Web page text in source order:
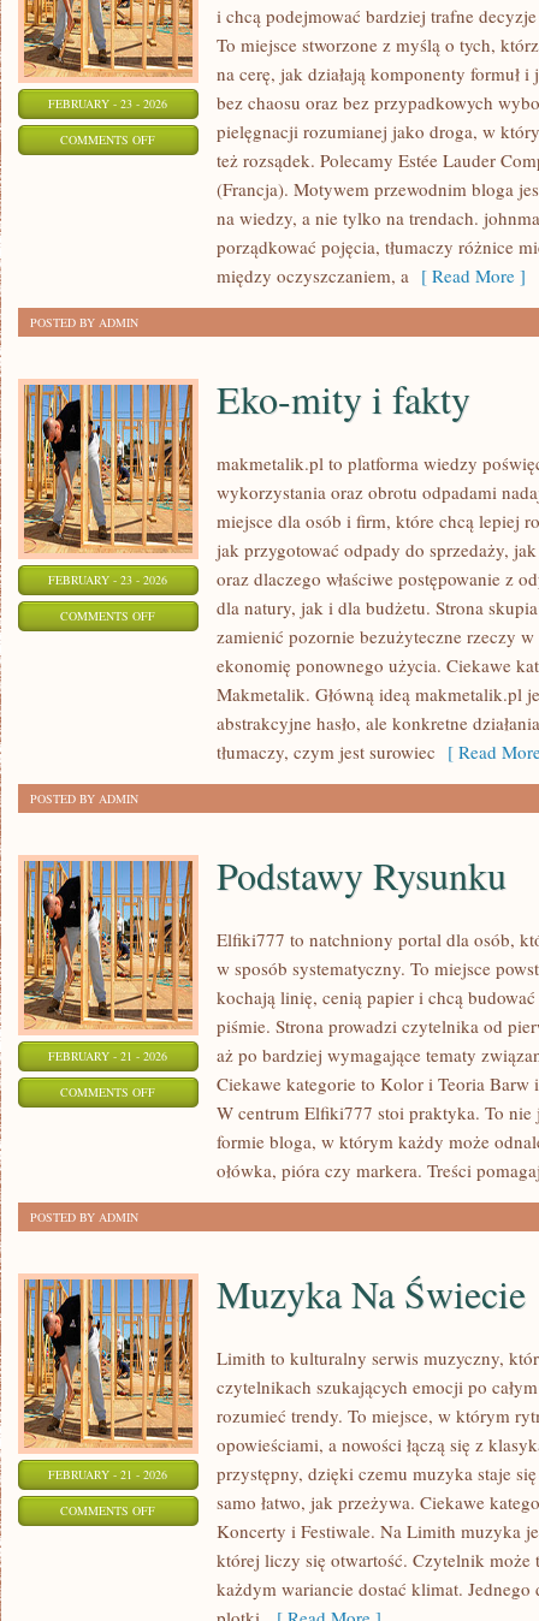
FEBRUARY - 23 - 2026
COMMENTS OFFON
i chcą podejmować bardziej trafne
To miejsce stworzone z myślą o tych,
na cerę, jak działają komponenty formuł
bez chaosu oraz bez przypadkowych
pielęgnacji rozumianej jako droga, w
też rozsądek. Polecamy Estée Lauder
(Francja). Motywem przewodnim bloga
na wiedzy, a nie tylko na trendach.
porządkować pojęcia, tłumaczy różnice
między oczyszczaniem, a [ Read More ]
POSTED BY ADMIN
FEBRUARY - 23 - 2026
COMMENTS OFFON
Eko-mity i fakty
makmetalik.pl to platforma wiedzy
wykorzystania oraz obrotu odpadami
miejsce dla osób i firm, które chcą lepiej
jak przygotować odpady do sprzedaży,
oraz dlaczego właściwe postępowanie z
dla natury, jak i dla budżetu. Strona
zamienić pozornie bezużyteczne rzeczy
ekonomię ponownego użycia. Ciekawe
Makmetalik. Główną ideą makmetalik.pl
abstrakcyjne hasło, ale konkretne
tłumaczy, czym jest surowiec [ Read
POSTED BY ADMIN
FEBRUARY - 21 - 2026
COMMENTS OFFON
Podstawy Rysunku
Elfiki777 to natchniony portal dla osób,
w sposób systematyczny. To miejsce
kochają linię, cenią papier i chcą
piśmie. Strona prowadzi czytelnika od
aż po bardziej wymagające tematy
Ciekawe kategorie to Kolor i Teoria
W centrum Elfiki777 stoi praktyka. To
formie bloga, w którym każdy może
ołówka, pióra czy markera. Treści
POSTED BY ADMIN
FEBRUARY - 21 - 2026
COMMENTS OFFON
Muzyka Na Świecie
Limith to kulturalny serwis muzyczny,
czytelnikach szukających emocji po
rozumieć trendy. To miejsce, w którym
opowieściami, a nowości łączą się z
przystępny, dzięki czemu muzyka staje
samo łatwo, jak przeżywa. Ciekawe
Koncerty i Festiwale. Na Limith muzyka
której liczy się otwartość. Czytelnik może
każdym wariancie dostać klimat.